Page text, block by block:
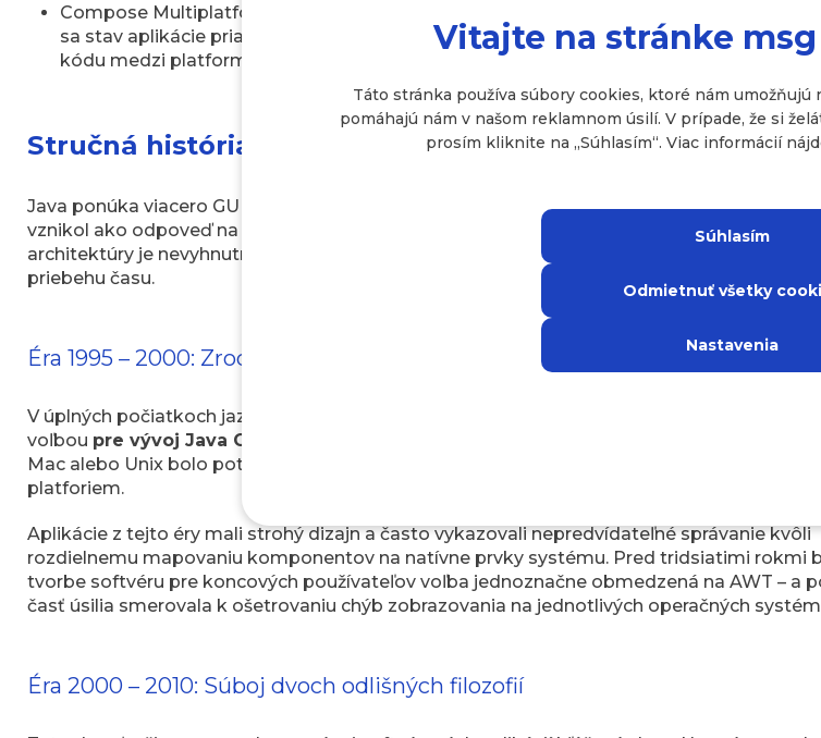
Compose Multiplatform: Súčasný moderný prístup reprezentujúci deklaratívnu
sa stav aplikácie priamo transformuje do výsledného zobrazenia s plnou podporou
kódu medzi platformami.
Stručná história Java GUI: Aké GUI frameworky ponúka
Java ponúka viacero GUI frameworkov na tvorbu desktopových aplikácií, pričom každý z
vznikol ako odpoveď na limity svojho predchodcu. Na dokonalé porozumenie aktuálnemu
architektúry je nevyhnutné analyzovať strategické rozhodovacie procesy vývojového tímu
priebehu času.
Éra 1995 – 2000: Zrod a technologické obmedzenia
V úplných počiatkoch jazyka Java neexistovala žiadna reálna alternatíva. Jedinou
voľbou pre vývoj Java GUI
Mac alebo Unix bolo potrebné akceptovať najnižší spoločný menovateľ vlastností
platforiem.
Aplikácie z tejto éry mali strohý dizajn a často vykazovali nepredvídateľné správanie kvôli
rozdielnemu mapovaniu komponentov na natívne prvky systému. Pred tridsiatimi rokmi
tvorbe softvéru pre koncových používateľov voľba jednoznačne obmedzená na AWT – a
časť úsilia smerovala k ošetrovaniu chýb zobrazovania na jednotlivých operačných
Éra 2000 – 2010: Súboj dvoch odlišných filozofií
Vitajte na stránke
Táto stránka používa súbory cookies, ktoré nám umožňujú
pomáhajú nám v našom reklamnom úsilí. V prípade, že si
prosím kliknite na ,,Súhlasím“. Viac informácií
Súhlasím
Odmietnuť všetky
Nastavenia